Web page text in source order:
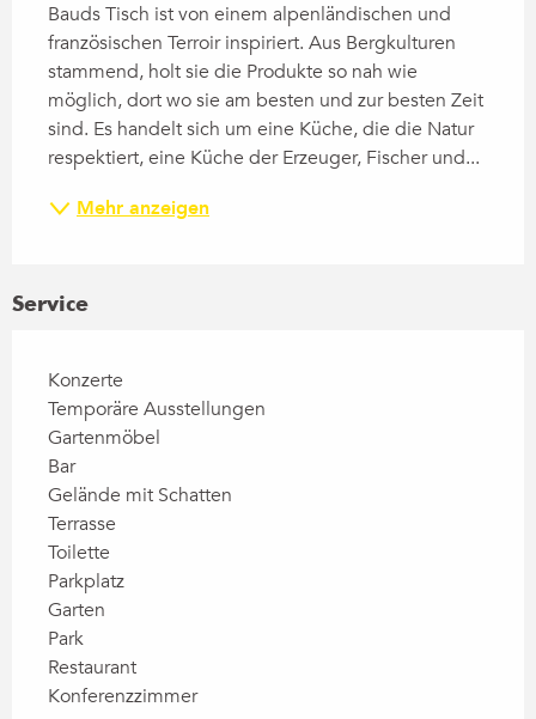
Bauds Tisch ist von einem alpenländischen und
französischen Terroir inspiriert. Aus Bergkulturen
stammend, holt sie die Produkte so nah wie
möglich, dort wo sie am besten und zur besten Zeit
sind. Es handelt sich um eine Küche, die die Natur
respektiert, eine Küche der Erzeuger, Fischer und...
Mehr anzeigen
Service
Konzerte
Temporäre Ausstellungen
Gartenmöbel
Bar
Gelände mit Schatten
Terrasse
Toilette
Parkplatz
Garten
Park
Restaurant
Konferenzzimmer